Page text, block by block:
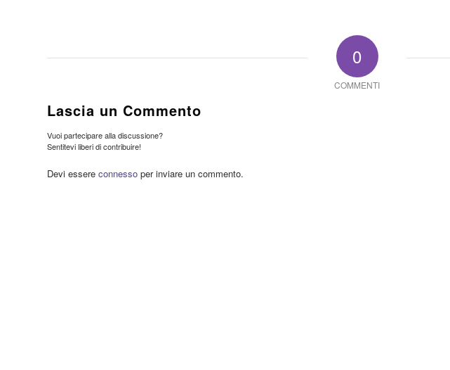
0
COMMENTI
Lascia un Commento
Vuoi partecipare alla discussione?
Sentitevi liberi di contribuire!
Devi essere connesso per inviare un commento.